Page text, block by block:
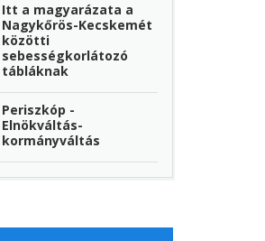
Itt a magyarázata a
Nagykőrös-Kecskemét
közötti
sebességkorlátozó
tábláknak
Periszkóp -
Elnökváltás-
kormányváltás